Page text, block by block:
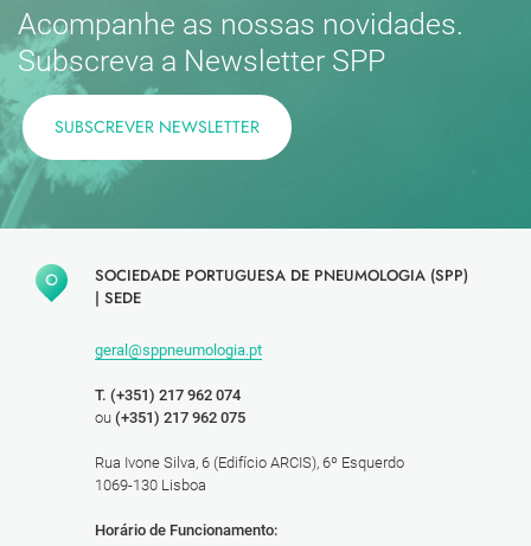
Acompanhe as nossas novidades.
Subscreva a Newsletter SPP
SUBSCREVER NEWSLETTER
SOCIEDADE PORTUGUESA DE PNEUMOLOGIA (SPP)
| SEDE
geral@sppneumologia.pt
T. (+351) 217 962 074
ou (+351) 217 962 075
Rua Ivone Silva, 6 (Edifício ARCIS), 6º Esquerdo
1069-130 Lisboa
Horário de Funcionamento: